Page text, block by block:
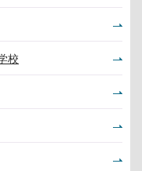
校